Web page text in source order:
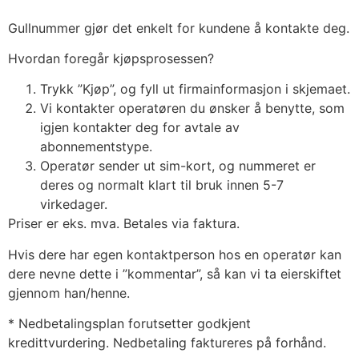
Gullnummer gjør det enkelt for kundene å kontakte deg.
Hvordan foregår kjøpsprosessen?
Trykk ”Kjøp”, og fyll ut firmainformasjon i skjemaet.
Vi kontakter operatøren du ønsker å benytte, som
igjen kontakter deg for avtale av
abonnementstype.
Operatør sender ut sim-kort, og nummeret er
deres og normalt klart til bruk innen 5-7
virkedager.
Priser er eks. mva. Betales via faktura.
Hvis dere har egen kontaktperson hos en operatør kan
dere nevne dette i ”kommentar”, så kan vi ta eierskiftet
gjennom han/henne.
* Nedbetalingsplan forutsetter godkjent
kredittvurdering. Nedbetaling faktureres på forhånd.